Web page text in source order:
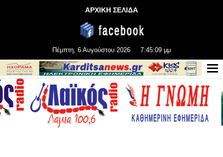
ΑΡΧΙΚΗ ΣΕΛΙΔΑ
Πέμπτη, 6 Αυγούστου 2026 7:45:11 μμ